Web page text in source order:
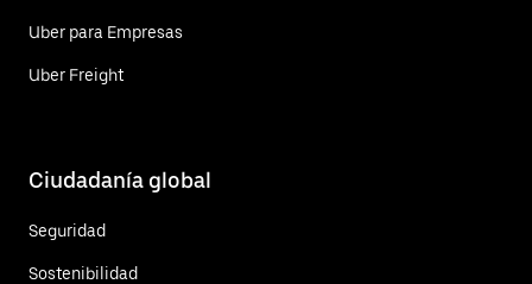
Uber para Empresas
Uber Freight
Ciudadanía global
Seguridad
Sostenibilidad